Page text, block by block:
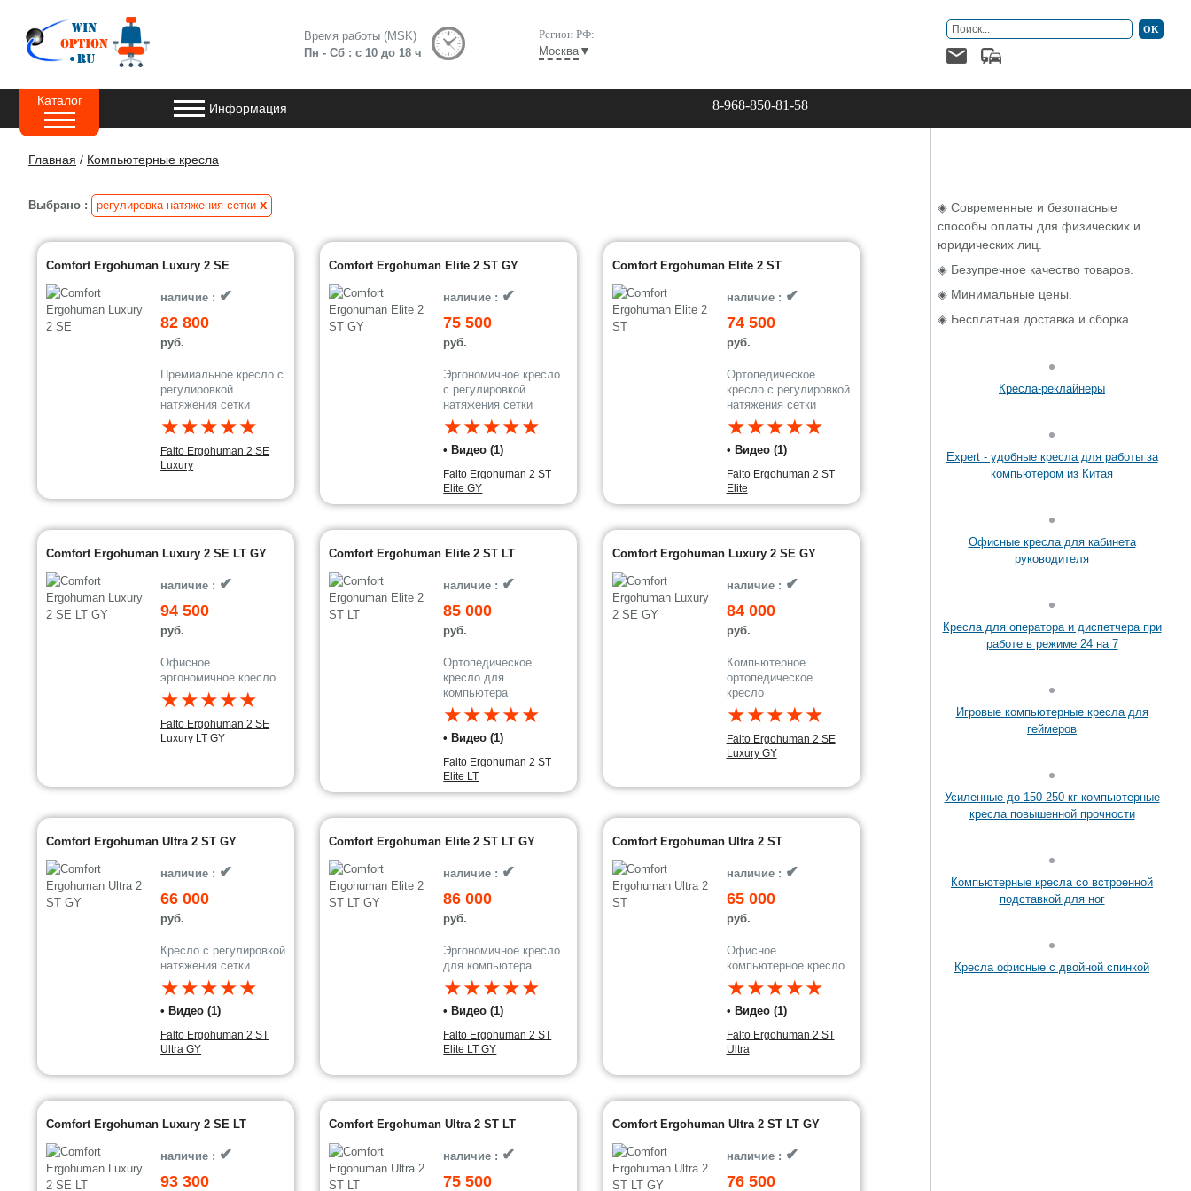
Время работы (MSK)
Пн - Сб : с 10 до 18 ч
Регион РФ:
Москва ▼
Каталог
Информация 8-968-850-81-58
Главная / Компьютерные кресла
Выбрано : регулировка натяжения сетки x
Comfort Ergohuman Luxury 2 SE
наличие : ✔
82 800
руб.
Премиальное кресло с
регулировкой
натяжения сетки
★★★★★
Falto Ergohuman 2 SE
Luxury
Comfort Ergohuman Elite 2 ST GY
наличие : ✔
75 500
руб.
Эргономичное кресло
с регулировкой
натяжения сетки
★★★★★
• Видео (1)
Falto Ergohuman 2 ST
Elite GY
Comfort Ergohuman Elite 2 ST
наличие : ✔
74 500
руб.
Ортопедическое
кресло с регулировкой
натяжения сетки
★★★★★
• Видео (1)
Falto Ergohuman 2 ST
Elite
Comfort Ergohuman Luxury 2 SE LT GY
наличие : ✔
94 500
руб.
Офисное
эргономичное кресло
★★★★★
Falto Ergohuman 2 SE
Luxury LT GY
Comfort Ergohuman Elite 2 ST LT
наличие : ✔
85 000
руб.
Ортопедическое
кресло для
компьютера
★★★★★
• Видео (1)
Falto Ergohuman 2 ST
Elite LT
Comfort Ergohuman Luxury 2 SE GY
наличие : ✔
84 000
руб.
Компьютерное
ортопедическое
кресло
★★★★★
Falto Ergohuman 2 SE
Luxury GY
Comfort Ergohuman Ultra 2 ST GY
наличие : ✔
66 000
руб.
Кресло с регулировкой
натяжения сетки
★★★★★
• Видео (1)
Falto Ergohuman 2 ST
Ultra GY
Comfort Ergohuman Elite 2 ST LT GY
наличие : ✔
86 000
руб.
Эргономичное кресло
для компьютера
★★★★★
• Видео (1)
Falto Ergohuman 2 ST
Elite LT GY
Comfort Ergohuman Ultra 2 ST
наличие : ✔
65 000
руб.
Офисное
компьютерное кресло
★★★★★
• Видео (1)
Falto Ergohuman 2 ST
Ultra
Comfort Ergohuman Luxury 2 SE LT
наличие : ✔
93 300
Comfort Ergohuman Ultra 2 ST LT
наличие : ✔
75 500
Comfort Ergohuman Ultra 2 ST LT GY
наличие : ✔
76 500
◈ Современные и безопасные
способы оплаты для физических и
юридических лиц.
◈ Безупречное качество товаров.
◈ Минимальные цены.
◈ Бесплатная доставка и сборка.
Кресла-реклайнеры
Expert - удобные кресла для работы за
компьютером из Китая
Офисные кресла для кабинета
руководителя
Кресла для оператора и диспетчера при
работе в режиме 24 на 7
Игровые компьютерные кресла для
геймеров
Усиленные до 150-250 кг компьютерные
кресла повышенной прочности
Компьютерные кресла со встроенной
подставкой для ног
Кресла офисные с двойной спинкой